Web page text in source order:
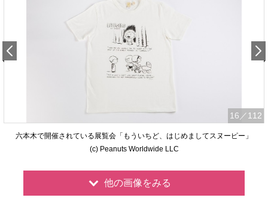
16 ／112
六本木で開催されている展覧会「もういちど、はじめましてスヌーピー」
(c) Peanuts Worldwide LLC
他の画像をみる